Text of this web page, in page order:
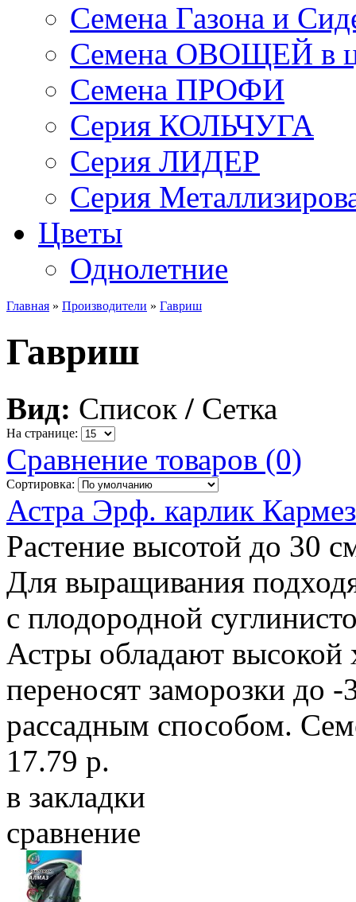
Семена Газона и
Семена ОВОЩЕЙ в
Семена ПРОФИ
Серия КОЛЬЧУГА
Серия ЛИДЕР
Серия
Цветы
Однолетние
Главная » Производители » Гавриш
Гавриш
Вид: Список / Сетка
На странице:
Сравнение товаров (0)
Сортировка:
Астра Эрф. карлик
Растение высотой до 30
Для выращивания
с плодородной
Астры обладают высокой
переносят заморозки до
рассадным способом.
17.79 р.
в закладки
сравнение